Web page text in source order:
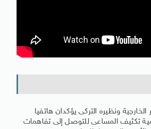
الخارجية ونظيره التركى يؤكدان هاتفيا
تكثيف المساعى للتوصل إلى تفاهمات